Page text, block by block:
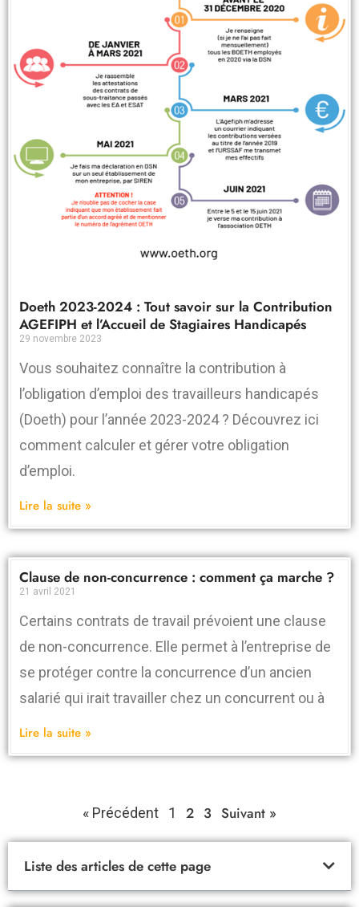
Doeth 2023-2024 : Tout savoir sur la Contribution
AGEFIPH et l’Accueil de Stagiaires Handicapés
29 novembre 2023
Vous souhaitez connaître la contribution à
l’obligation d’emploi des travailleurs handicapés
(Doeth) pour l’année 2023-2024 ? Découvrez ici
comment calculer et gérer votre obligation
d’emploi.
Lire la suite »
Clause de non-concurrence : comment ça marche ?
21 avril 2021
Certains contrats de travail prévoient une clause
de non-concurrence. Elle permet à l’entreprise de
se protéger contre la concurrence d’un ancien
salarié qui irait travailler chez un concurrent ou à
Lire la suite »
« Précédent 1 2 3 Suivant »
Liste des articles de cette page